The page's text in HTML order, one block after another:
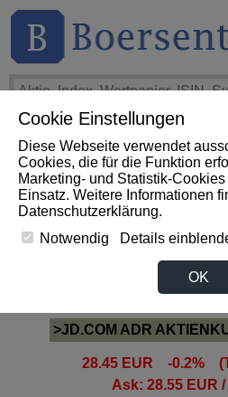
Cookie Einstellungen
Diese Webseite verwendet
Cookies, die für die Funktion
Marketing- und Statistik-
Einsatz. Weitere Informationen
Datenschutzerklärung.
Notwendig
Details
OK
THEMEN HOT-STOCKS
Impact News +++ First Phosphate
Announces Uplisting of American
to Nasdaq... (Newsfile) +++
+4,02%
JD.COM
>JD.COM ADR
28.45 EUR -0.2%
Ask: 28.55 EUR